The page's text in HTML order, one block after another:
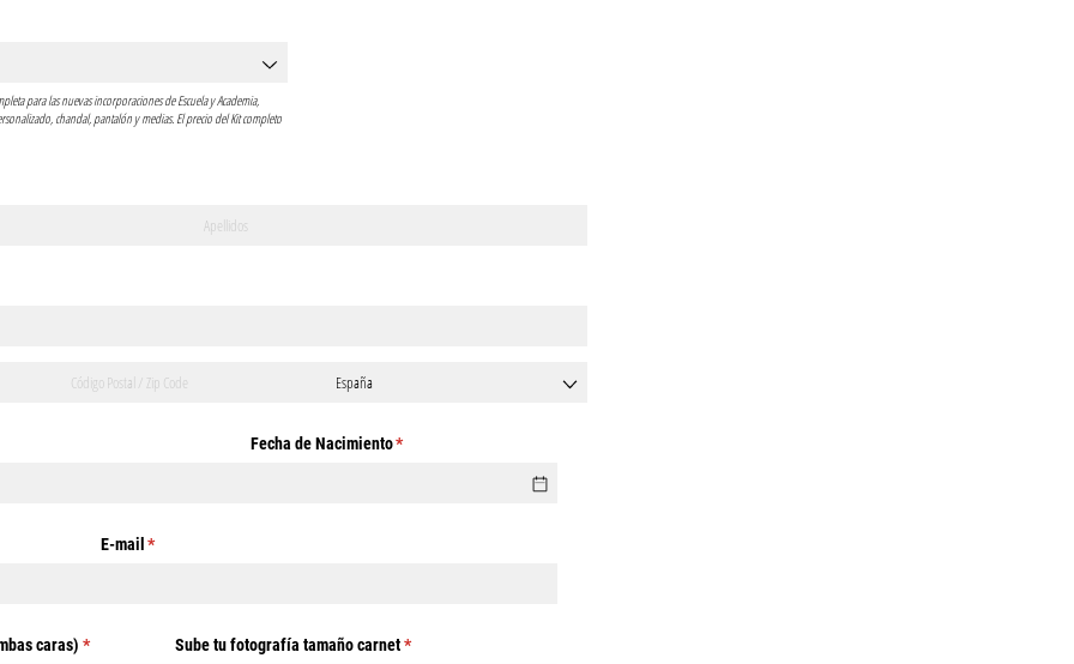
para las nuevas incorporaciones de Escuela y Academia,
chandal, pantalón y medias. El precio del Kit completo
Fecha de Nacimiento*
(necesario)
E-mail *
(necesario)
caras) *
(necesario) Sube tu fotografía tamaño carnet*
(necesario)